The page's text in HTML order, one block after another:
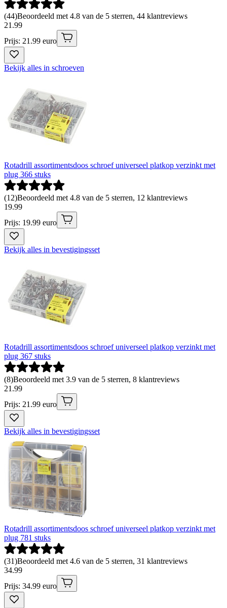
(44)Beoordeeld met 4.8 van de 5 sterren, 44 klantreviews
21 .99
Prijs: 21.99 euro
Bekijk alles in schroeven
Rotadrill assortimentsdoos schroef universeel platkop verzinkt met
plug 366 stuks
(12)Beoordeeld met 4.8 van de 5 sterren, 12 klantreviews
19.99
Prijs: 19.99 euro
Bekijk alles in bevestigingsset
Rotadrill assortimentsdoos schroef universeel platkop verzinkt met
plug 367 stuks
(8)Beoordeeld met 3.9 van de 5 sterren, 8 klantreviews
21 .99
Prijs: 21.99 euro
Bekijk alles in bevestigingsset
Rotadrill assortimentsdoos schroef universeel platkop verzinkt met
plug 781 stuks
(31)Beoordeeld met 4.6 van de 5 sterren, 31 klantreviews
34.99
Prijs: 34.99 euro